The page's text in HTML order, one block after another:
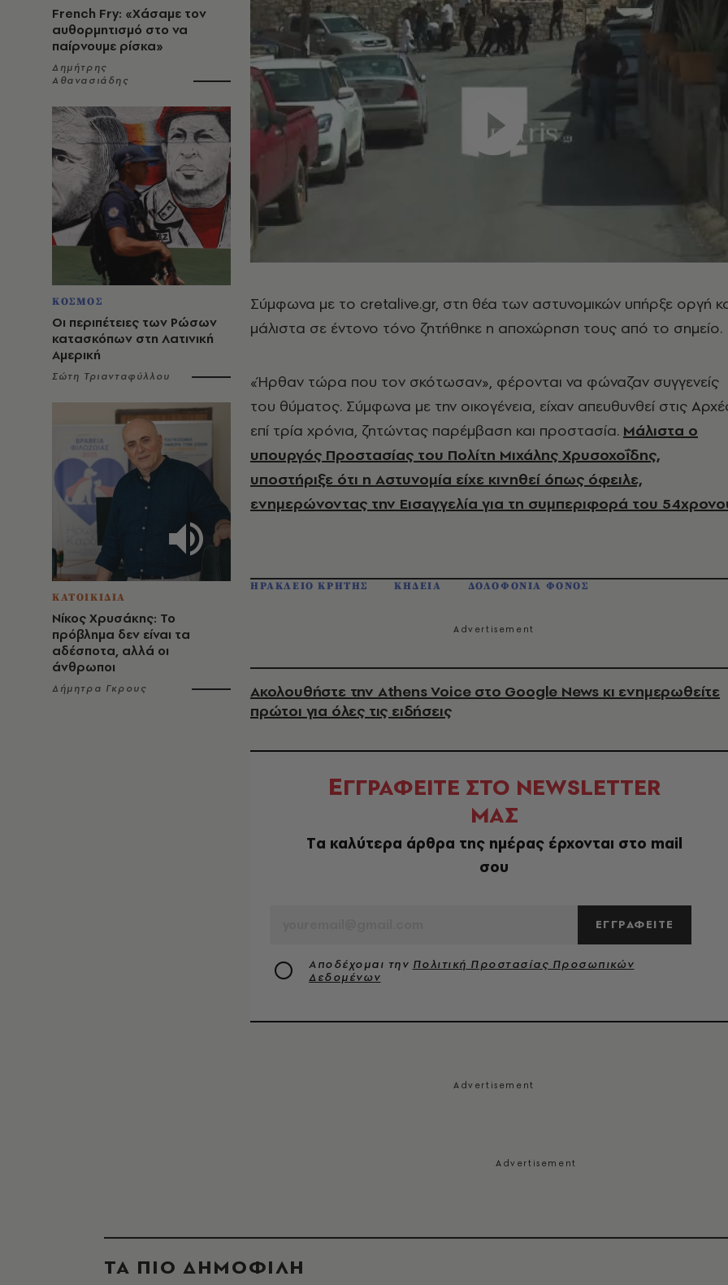
French Fry: «Χάσαμε τον
αυθορμητισμό στο να
παίρνουμε ρίσκα»
Δημήτρης
Αθανασιάδης
ΚΟΣΜΟΣ
Οι περιπέτειες των Ρώσων
κατασκόπων στη Λατινική
Αμερική
Σώτη Τριανταφύλλου
ΚΑΤΟΙΚΙΔΙΑ
Νίκος Χρυσάκης: Το
πρόβλημα δεν είναι τα
αδέσποτα, αλλά οι
άνθρωποι
Δήμητρα Γκρους
Σύμφωνα με το cretalive.gr, στη θέα των αστυνομικών υπήρξε οργή
μάλιστα σε έντονο τόνο ζητήθηκε η αποχώρηση τους από το σημείο.
«Ήρθαν τώρα που τον σκότωσαν», φέρονται να φώναζαν συγγενείς
του θύματος. Σύμφωνα με την οικογένεια, είχαν απευθυνθεί στις
επί τρία χρόνια, ζητώντας παρέμβαση και προστασία. Μάλιστα ο
υπουργός Προστασίας του Πολίτη Μιχάλης Χρυσοχοΐδης,
υποστήριξε ότι η Αστυνομία είχε κινηθεί όπως όφειλε,
ενημερώνοντας την Εισαγγελία για τη συμπεριφορά του
ΗΡΑΚΛΕΙΟ ΚΡΗΤΗΣ ΚΗΔΕΙΑ ΔΟΛΟΦΟΝΙΑ ΦΟΝΟΣ
Ακολουθήστε την Athens Voice στο Google News κι ενημερωθείτε
πρώτοι για όλες τις ειδήσεις
ΕΓΓΡΑΦΕΙΤΕ ΣΤΟ NEWSLETTER
ΜΑΣ
Tα καλύτερα άρθρα της ημέρας έρχονται στο mail
σου
ΕΓΓΡΑΦΕΙΤΕ
Αποδέχομαι την Πολιτική Προστασίας Προσωπικών
Δεδομένων
ΤΑ ΠΙΟ ΔΗΜΟΦΙΛΗ